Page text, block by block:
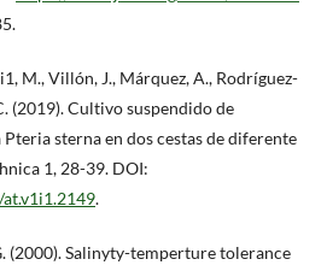
M., Villón, J., Márquez, A., Rodríguez-
(2019). Cultivo suspendido de
sterna en dos cestas de diferente
1, 28-39. DOI:
.
(2000). Salinyty-temperture tolerance